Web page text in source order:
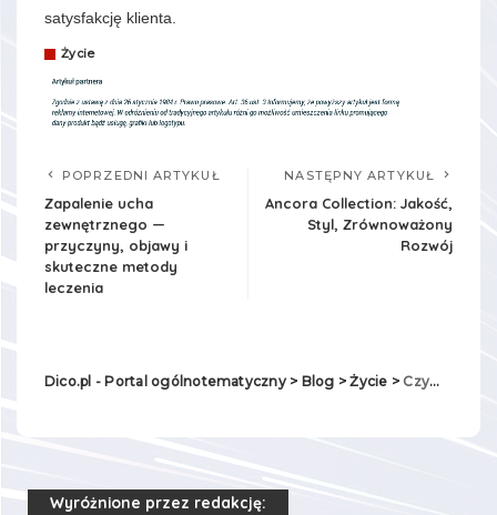
satysfakcję klienta.
Życie
POPRZEDNI ARTYKUŁ
Zapalenie ucha
zewnętrznego —
przyczyny, objawy i
skuteczne metody
leczenia
NASTĘPNY ARTYKUŁ
Ancora Collection: Jakość,
Styl, Zrównoważony
Rozwój
Dico.pl - Portal ogólnotematyczny> Blog >Życie > Czym charakteryzuje się dobry sklep z biżuterią online?
Wyróżnione przez redakcję: